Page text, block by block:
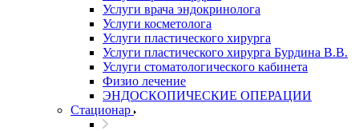
Услуги врача эндокринолога
Услуги косметолога
Услуги пластического хирурга
Услуги пластического хирурга Бурдина В.В.
Услуги стоматологического кабинета
Физио лечение
ЭНДОСКОПИЧЕСКИЕ ОПЕРАЦИИ
Стационар